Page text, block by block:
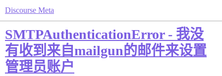
Discourse Meta
SMTPAuthenticationError - 我没
有收到来自mailgun的邮件来设置
管理员账户